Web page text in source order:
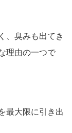
、臭みも出てき
理由の一つで
最大限に引き出